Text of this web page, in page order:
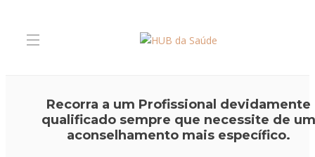
Recorra a um Profissional devidamente
qualificado sempre que necessite de um
aconselhamento mais específico.